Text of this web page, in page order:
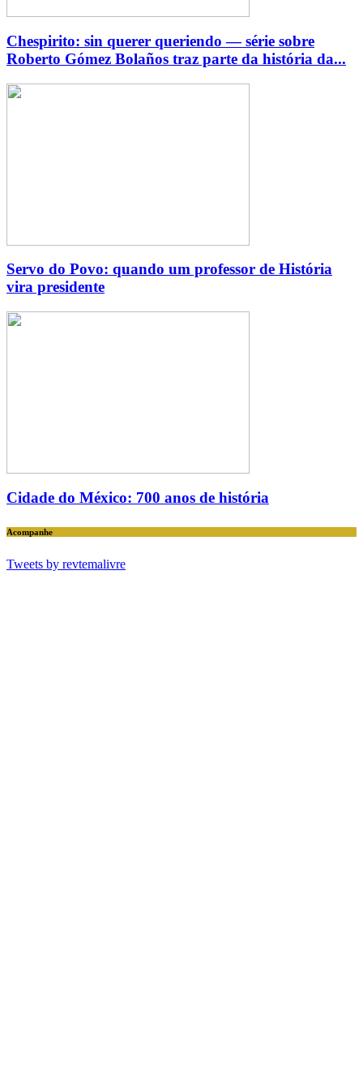
Chespirito: sin querer queriendo — série sobre
Roberto Gómez Bolaños traz parte da história da...
Servo do Povo: quando um professor de História
vira presidente
Cidade do México: 700 anos de história
Acompanhe
Tweets by revtemalivre